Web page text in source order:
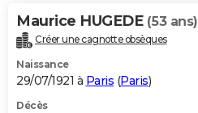
Maurice HUGEDE (53 ans)
Créer une cagnotte obsèques
Naissance
29/07/1921 à Paris (Paris)
Décès